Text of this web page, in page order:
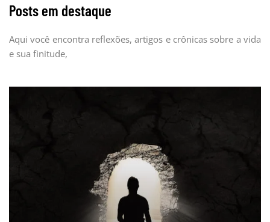
Posts em destaque
Aqui você encontra reflexões, artigos e crônicas sobre a vida
e sua finitude,